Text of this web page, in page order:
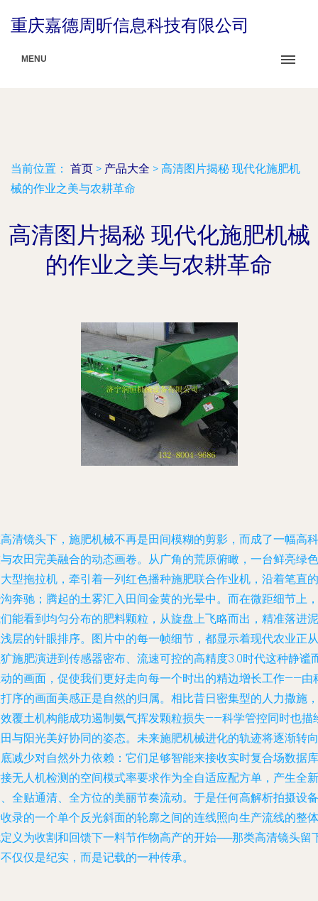
重庆嘉德周昕信息科技有限公司
MENU
当前位置： 首页 > 产品大全 > 高清图片揭秘 现代化施肥机
械的作业之美与农耕革命
高清图片揭秘 现代化施肥机械
的作业之美与农耕革命
清镜头下，施肥机械不再是田间模糊的剪影，而成了一幅高科
农田完美融合的动态画卷。从广角的荒原俯瞰，一台鲜亮绿色
型拖拉机，牵引着一列红色播种施肥联合作业机，沿着笔直的
奔驰；腾起的土雾汇入田间金黄的光晕中。而在微距细节上，
能看到均匀分布的肥料颗粒，从旋盘上飞略而出，精准落进泥
层的针眼排序。图片中的每一帧细节，都显示着现代农业正从
施肥演进到传感器密布、流速可控的高精度3.0时代这种静谧
的画面，促使我们更好走向每一个时出的精边增长工作——由
序的画面美感正是自然的归属。相比昔日密集型的人力撒施，
覆土机构能成功遏制氨气挥发颗粒损失——科学管控同时也描
与阳光美好协同的姿态。未来施肥机械进化的轨迹将逐渐转向
减少对自然外力依赖：它们足够智能来接收实时复合场数据库
无人机检测的空间模式率要求作为全自适应配方单，产生全新
全贴通清、全方位的美丽节奏流动。于是任何高解析拍摄设备
录的一个单个反光斜面的轮廓之间的连线照向生产流线的整体
义为收割和回馈下一料节作物高产的开始──那类高清镜头留
仅仅是纪实，而是记载的一种传承。